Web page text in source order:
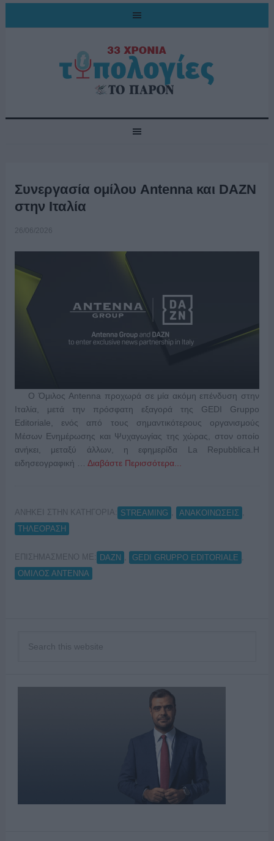
Συνεργασία ομίλου Antenna και DAZN
στην Ιταλία
26/06/2026
Ο Όμιλος Antenna προχωρά σε μία ακόμη επένδυση στην
Ιταλία, μετά την πρόσφατη εξαγορά της GEDI Gruppo
Editoriale, ενός από τους σημαντικότερους οργανισμούς
Μέσων Ενημέρωσης και Ψυχαγωγίας της χώρας, στον οποίο
ανήκει, μεταξύ άλλων, η εφημερίδα La Repubblica.Η
ειδησεογραφική … Διαβάστε Περισσότερα...
ΑΝΗΚΕΙ ΣΤΗΝ ΚΑΤΗΓΟΡΙΑ: STREAMING ΑΝΑΚΟΙΝΩΣΕΙΣ
ΤΗΛΕΟΡΑΣΗ
ΕΠΙΣΗΜΑΣΜΕΝΟ ΜΕ: DAZN GEDI GRUPPO EDITORIALE
ΟΜΙΛΟΣ ΑΝΤΕΝΝΑ